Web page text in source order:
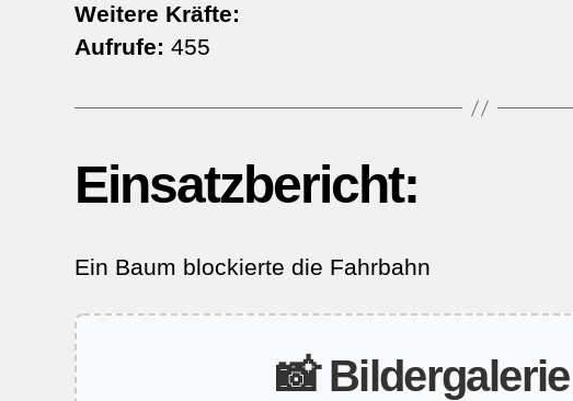
Weitere Kräfte:
Aufrufe: 455
Einsatzbericht:
Ein Baum blockierte die Fahrbahn
📸